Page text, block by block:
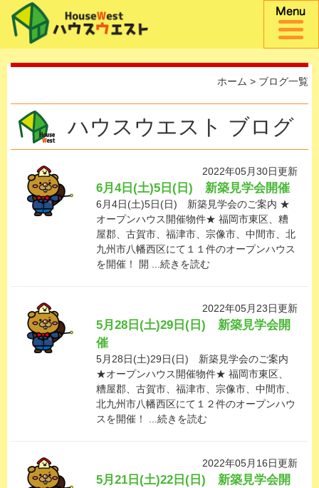
ホーム > ブログ一覧
ハウスウエスト ブログ
2022年05月30日更新
6月4日(土)5日(日) 新築見学会開催
6月4日(土)5日(日) 新築見学会のご案内 ★
オープンハウス開催物件★ 福岡市東区、糟
屋郡、古賀市、福津市、宗像市、中間市、北
九州市八幡西区にて１１件のオープンハウス
を開催！ 開 ...続きを読む
2022年05月23日更新
5月28日(土)29日(日) 新築見学会開
催
5月28日(土)29日(日) 新築見学会のご案内
★オープンハウス開催物件★ 福岡市東区、
糟屋郡、古賀市、福津市、宗像市、中間市、
北九州市八幡西区にて１２件のオープンハウ
スを開催！ ...続きを読む
2022年05月16日更新
5月21日(土)22日(日) 新築見学会開